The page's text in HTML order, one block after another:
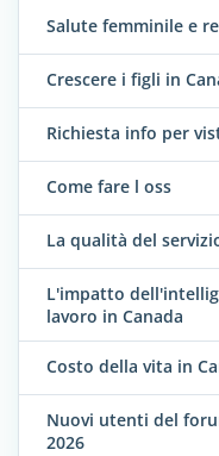
Salute femminile e
Crescere i figli in
Richiesta info per
Come fare l oss
La qualità del
L'impatto
lavoro in Canada
Costo della vita in
Nuovi utenti del
2026